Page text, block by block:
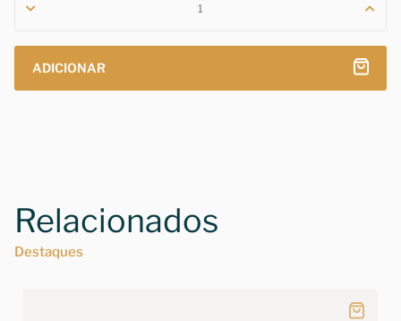
ADICIONAR
Relacionados
Destaques